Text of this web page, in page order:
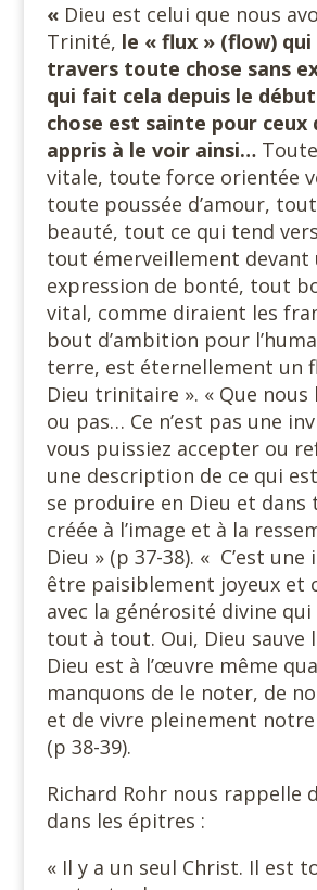
« Dieu est celui que nous
Trinité, le « flux » (flow) qui
travers toute chose sans
qui fait cela depuis le début
chose est sainte pour ceux
appris à le voir ainsi…
vitale, toute force orientée
toute poussée d’amour,
beauté, tout ce qui tend
tout émerveillement devant
expression de bonté, tout
vital, comme diraient les
bout d’ambition pour
terre, est éternellement un
Dieu trinitaire ». « Que nous
ou pas… Ce n’est pas une
vous puissiez accepter ou
une description de ce qui
se produire en Dieu et dans
créée à l’image et à la
Dieu » (p 37-38). « C’est
être paisiblement joyeux et
avec la générosité divine
tout à tout. Oui, Dieu sauve
Dieu est à l’œuvre même
manquons de le noter, de
et de vivre pleinement
(p 38-39).
Richard Rohr nous rappelle
dans les épitres :
« Il y a un seul Christ. Il est